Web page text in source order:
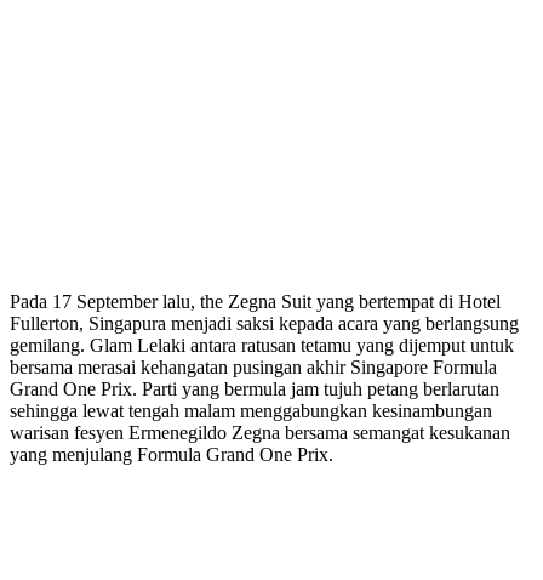
Pada 17 September lalu, the Zegna Suit yang bertempat di Hotel
Fullerton, Singapura menjadi saksi kepada acara yang berlangsung
gemilang. Glam Lelaki antara ratusan tetamu yang dijemput untuk
bersama merasai kehangatan pusingan akhir Singapore Formula
Grand One Prix. Parti yang bermula jam tujuh petang berlarutan
sehingga lewat tengah malam menggabungkan kesinambungan
warisan fesyen Ermenegildo Zegna bersama semangat kesukanan
yang menjulang Formula Grand One Prix.